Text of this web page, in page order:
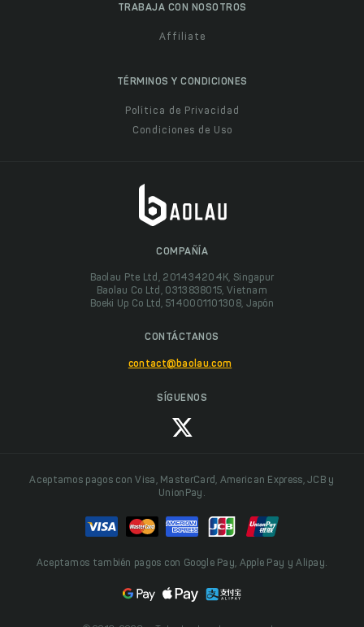
TRABAJA CON NOSOTROS
Affiliate
TÉRMINOS Y CONDICIONES
Política de Privacidad
Condiciones de Uso
COMPAÑÍA
Baolau Pte Ltd, 201434204K, Singapur
Baolau Co Ltd, 0313838015, Vietnam
Boeki Up Co Ltd, 5140001101308, Japón
CONTÁCTANOS
contact@baolau.com
SÍGUENOS
Aceptamos pagos con Visa, MasterCard, American Express, JCB y
UnionPay.
Aceptamos también pagos con Google Pay, Apple Pay y Alipay.